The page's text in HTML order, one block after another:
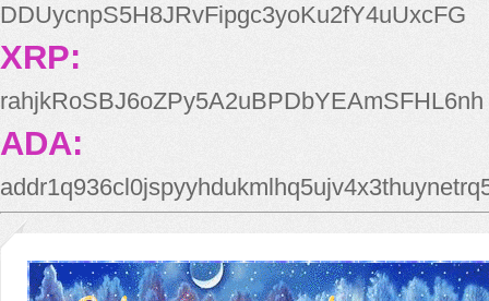
DDUycnpS5H8JRvFipgc3yoKu2fY4uUxcFG
XRP:
rahjkRoSBJ6oZPy5A2uBPDbYEAmSFHL6nh
ADA: